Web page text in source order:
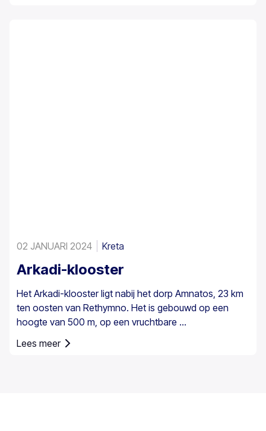
02 JANUARI 2024 Kreta
Arkadi-klooster
Het Arkadi-klooster ligt nabij het dorp Amnatos, 23 km
ten oosten van Rethymno. Het is gebouwd op een
hoogte van 500 m, op een vruchtbare ...
Lees meer